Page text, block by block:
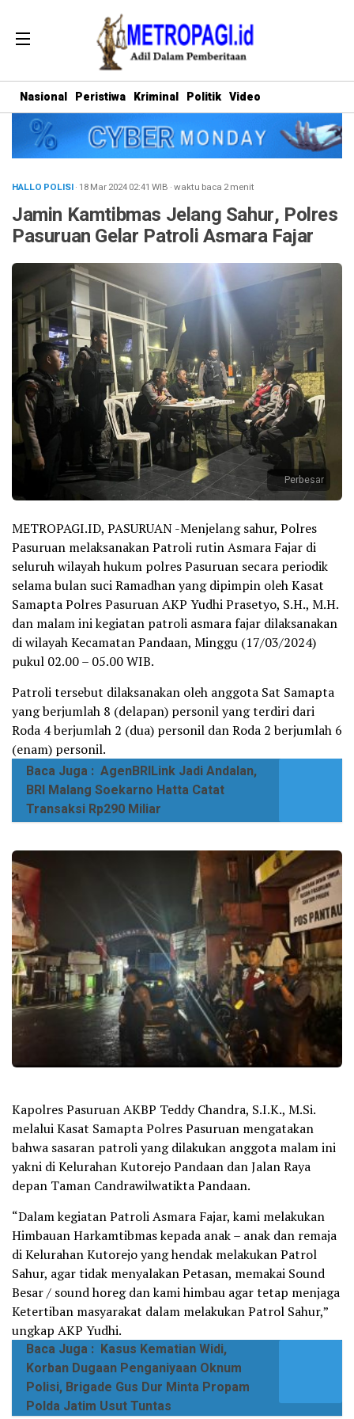
Nasional Peristiwa Kriminal Politik Video
HALLO POLISI· 18 Mar 202402:41 WIB ·waktu baca 2 menit
Jamin Kamtibmas Jelang Sahur, Polres
Pasuruan Gelar Patroli Asmara Fajar
Perbesar
METROPAGI.ID, PASURUAN -Menjelang sahur, Polres
Pasuruan melaksanakan Patroli rutin Asmara Fajar di
seluruh wilayah hukum polres Pasuruan secara periodik
selama bulan suci Ramadhan yang dipimpin oleh Kasat
Samapta Polres Pasuruan AKP Yudhi Prasetyo, S.H., M.H.
dan malam ini kegiatan patroli asmara fajar dilaksanakan
di wilayah Kecamatan Pandaan, Minggu (17/03/2024)
pukul 02.00 – 05.00 WIB.
Patroli tersebut dilaksanakan oleh anggota Sat Samapta
yang berjumlah 8 (delapan) personil yang terdiri dari
Roda 4 berjumlah 2 (dua) personil dan Roda 2 berjumlah 6
(enam) personil.
Baca Juga : AgenBRILink Jadi Andalan,
BRI Malang Soekarno Hatta Catat
Transaksi Rp290 Miliar
Kapolres Pasuruan AKBP Teddy Chandra, S.I.K., M.Si.
melalui Kasat Samapta Polres Pasuruan mengatakan
bahwa sasaran patroli yang dilakukan anggota malam ini
yakni di Kelurahan Kutorejo Pandaan dan Jalan Raya
depan Taman Candrawilwatikta Pandaan.
“Dalam kegiatan Patroli Asmara Fajar, kami melakukan
Himbauan Harkamtibmas kepada anak – anak dan remaja
di Kelurahan Kutorejo yang hendak melakukan Patrol
Sahur, agar tidak menyalakan Petasan, memakai Sound
Besar / sound horeg dan kami himbau agar tetap menjaga
Ketertiban masyarakat dalam melakukan Patrol Sahur,”
ungkap AKP Yudhi.
Baca Juga : Kasus Kematian Widi,
Korban Dugaan Penganiyaan Oknum
Polisi, Brigade Gus Dur Minta Propam
Polda Jatim Usut Tuntas